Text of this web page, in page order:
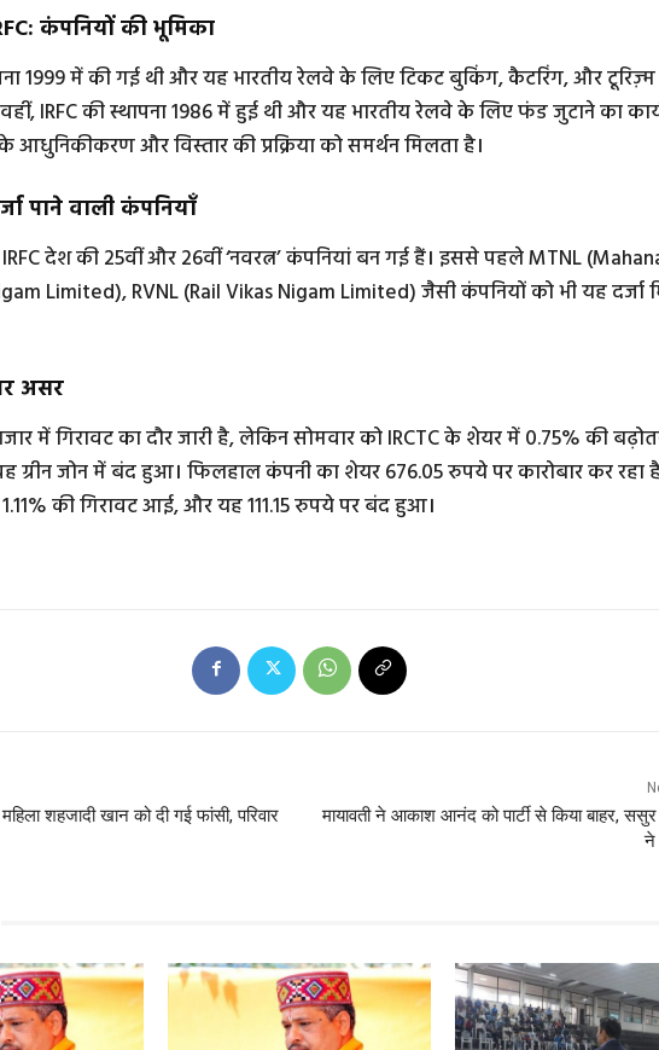
कंपनियों की भूमिका
1999 में की गई थी और यह भारतीय रेलवे के लिए टिकट बुकिंग, कैटरिंग, और
वहीं, IRFC की स्थापना 1986 में हुई थी और यह भारतीय रेलवे के लिए फंड जुटाने का
और विस्तार की प्रक्रिया को समर्थन मिलता है।
पाने वाली कंपनियाँ
देश की 25वीं और 26वीं ‘नवरत्न’ कंपनियां बन गई हैं। इससे पहले MTNL
Limited), RVNL (Rail Vikas Nigam Limited) जैसी कंपनियों को भी यह दर्जा
असर
में गिरावट का दौर जारी है, लेकिन सोमवार को IRCTC के शेयर में 0.75% की
ग्रीन जोन में बंद हुआ। फिलहाल कंपनी का शेयर 676.05 रुपये पर कारोबार कर रहा
की गिरावट आई, और यह 111.15 रुपये पर बंद हुआ।
शहजादी खान को दी गई फांसी, परिवार
मायावती ने आकाश आनंद को पार्टी से किया बाहर,
ने